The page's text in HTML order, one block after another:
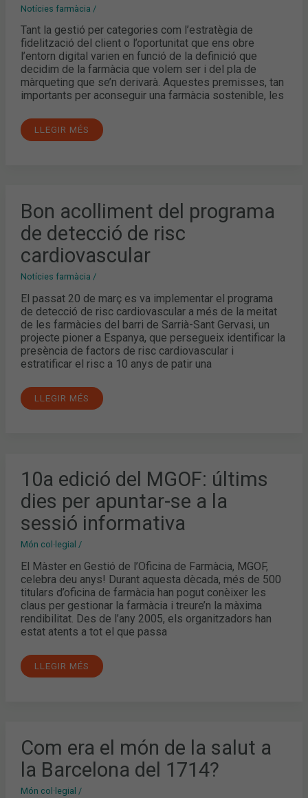
Notícies farmàcia /
Tant la gestió per categories com l’estratègia de
fidelització del client o l’oportunitat que ens obre
l’entorn digital varien en funció de la definició que
decidim de la farmàcia que volem ser i del pla de
màrqueting que se’n derivarà. Aquestes premisses, tan
importants per aconseguir una farmàcia sostenible, les
AMB
LLEGIR MÉS
Bon acolliment del programa
de detecció de risc
cardiovascular
Notícies farmàcia /
El passat 20 de març es va implementar el programa
de detecció de risc cardiovascular a més de la meitat
de les farmàcies del barri de Sarrià-Sant Gervasi, un
projecte pioner a Espanya, que persegueix identificar la
presència de factors de risc cardiovascular i
estratificar el risc a 10 anys de patir una
ACOLLIMENT
DEL
PROGRAMA
DE
DETECCIÓ
DE
CARDIOVASCULAR
LLEGIR MÉS
10a edició del MGOF: últims
dies per apuntar-se a la
sessió informativa
Món col·legial /
El Màster en Gestió de l’Oficina de Farmàcia, MGOF,
celebra deu anys! Durant aquesta dècada, més de 500
titulars d’oficina de farmàcia han pogut conèixer les
claus per gestionar la farmàcia i treure’n la màxima
rendibilitat. Des de l’any 2005, els organitzadors han
estat atents a tot el que passa
10A
EDICIÓ
DEL
MGOF:
ÚLTIMS
DIES
PER
SE
LA
SESSIÓ
INFORMATIVA
LLEGIR MÉS
Com era el món de la salut a
la Barcelona del 1714?
Món col·legial /
ERA
EL
MÓN
DE
SALUT